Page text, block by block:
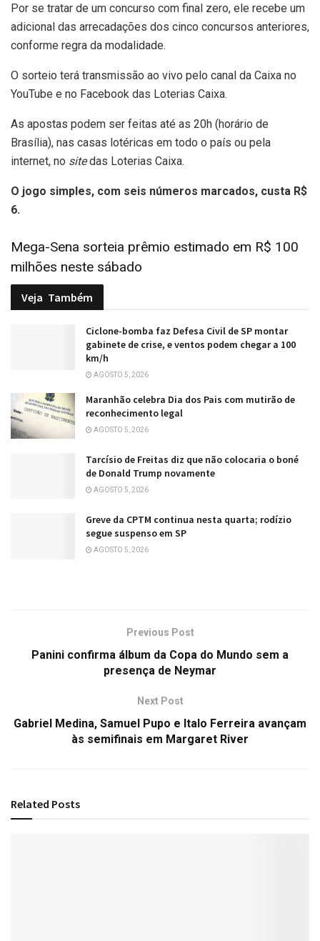
Por se tratar de um concurso com final zero, ele recebe um
adicional das arrecadações dos cinco concursos anteriores,
conforme regra da modalidade.
O sorteio terá transmissão ao vivo pelo canal da Caixa no
YouTube e no Facebook das Loterias Caixa.
As apostas podem ser feitas até as 20h (horário de
Brasília), nas casas lotéricas em todo o país ou pela
internet, no sitedas Loterias Caixa.
O jogo simples, com seis números marcados, custa R$
6.
Mega-Sena sorteia prêmio estimado em R$ 100
milhões neste sábado
Veja Também
Ciclone-bomba faz Defesa Civil de SP montar
gabinete de crise, e ventos podem chegar a 100
km/h
AGOSTO 5, 2026
Maranhão celebra Dia dos Pais com mutirão de
reconhecimento legal
AGOSTO 5, 2026
Tarcísio de Freitas diz que não colocaria o boné
de Donald Trump novamente
AGOSTO 5, 2026
Greve da CPTM continua nesta quarta; rodízio
segue suspenso em SP
AGOSTO 5, 2026
Previous Post
Panini confirma álbum da Copa do Mundo sem a
presença de Neymar
Next Post
Gabriel Medina, Samuel Pupo e Italo Ferreira avançam
às semifinais em Margaret River
Related Posts